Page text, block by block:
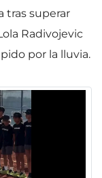
tras superar
Radivojevic
por la lluvia.